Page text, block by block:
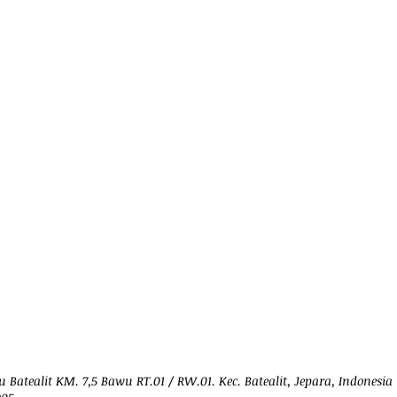
Batealit KM. 7,5 Bawu RT.01 / RW.01. Kec. Batealit, Jepara, Indonesia